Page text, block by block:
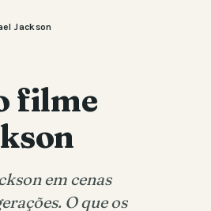
Jackson
filme
em cenas
O que os